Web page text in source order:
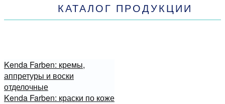
КАТАЛОГ ПРОДУКЦИИ
Kenda Farben: кремы,
аппретуры и воски
отделочные
Kenda Farben: краски по коже